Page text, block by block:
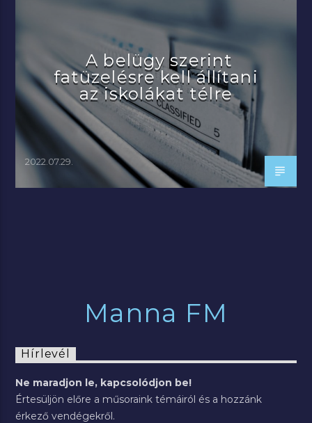
A belügy szerint
fatüzelésre kell állítani
az iskolákat télre
2022.07.29.
Manna FM
Hírlevél
Ne maradjon le, kapcsolódjon be!
Értesüljön előre a műsoraink témáiról és a hozzánk
érkező vendégekről.